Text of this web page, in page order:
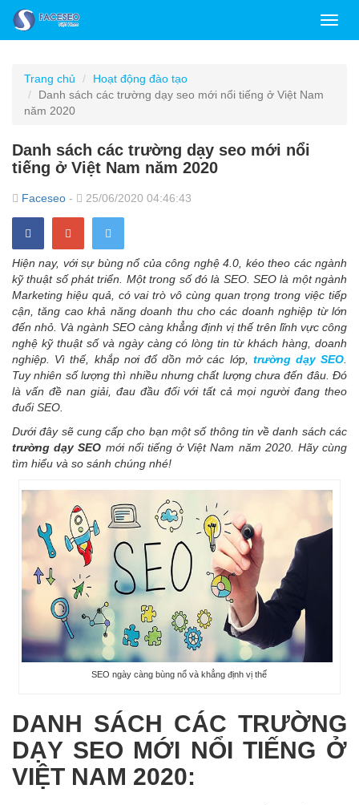
Trang chủ
Hoạt động đào tạo
Danh sách các trường dạy seo mới nổi tiếng ở Việt Nam
năm 2020
Danh sách các trường dạy seo mới nổi
tiếng ở Việt Nam năm 2020
Faceseo - 25/06/2020 04:46:43
Hiện nay, với sự bùng nổ của công nghệ 4.0, kéo theo các ngành
kỹ thuật số phát triển. Một trong số đó là SEO. SEO là một ngành
Marketing hiệu quả, có vai trò vô cùng quan trọng trong việc tiếp
cận, tăng cao khả năng doanh thu cho các doanh nghiệp từ lớn
đến nhỏ. Và ngành SEO càng khẳng định vị thế trên lĩnh vực công
nghệ kỹ thuật số và ngày càng có lòng tin từ khách hàng, doanh
nghiệp. Vì thế, khắp nơi đổ dồn mở các lớp, trường dạy SEO
Tuy nhiên số lượng thì nhiều nhưng chất lượng chưa đến đâu. Đó
là vấn đề nan giải, đau đầu đối với tất cả mọi người đang theo
đuổi SEO.
Dưới đây sẽ cung cấp cho bạn một số thông tin về danh sách các
trường dạy SEO mới nổi tiếng ở Việt Nam năm 2020. Hãy cùng
tìm hiểu và so sánh chúng nhé!
SEO ngày càng bùng nổ và khẳng định vị thế
DANH SÁCH CÁC TRƯỜNG
DẠY SEO MỚI NỔI TIẾNG Ở
VIỆT NAM 2020: